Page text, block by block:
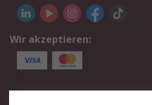
Wir akzeptieren:
Service